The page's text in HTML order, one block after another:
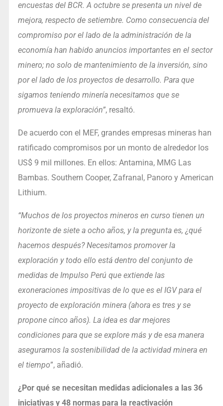
encuestas del BCR. A octubre se presenta un nivel de
mejora, respecto de setiembre. Como consecuencia del
compromiso por el lado de la administración de la
economía han habido anuncios importantes en el sector
minero; no solo de mantenimiento de la inversión, sino
por el lado de los proyectos de desarrollo. Para que
sigamos teniendo minería necesitamos que se
promueva la exploración”, resaltó.
De acuerdo con el MEF, grandes empresas mineras han
ratificado compromisos por un monto de alrededor los
US$ 9 mil millones. En ellos: Antamina, MMG Las
Bambas. Southern Cooper, Zafranal, Panoro y American
Lithium.
“Muchos de los proyectos mineros en curso tienen un
horizonte de siete a ocho años, y la pregunta es, ¿qué
hacemos después? Necesitamos promover la
exploración y todo ello está dentro del conjunto de
medidas de Impulso Perú que extiende las
exoneraciones impositivas de lo que es el IGV para el
proyecto de exploración minera (ahora es tres y se
propone cinco años). La idea es dar mejores
condiciones para que se explore más y de esa manera
aseguramos la sostenibilidad de la actividad minera en
el tiempo”, añadió.
¿Por qué se necesitan medidas adicionales a las 36
iniciativas y 48 normas para la reactivación